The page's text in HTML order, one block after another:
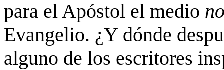
para el Apóstol el medio
Evangelio. ¿Y dónde
alguno de los escritores